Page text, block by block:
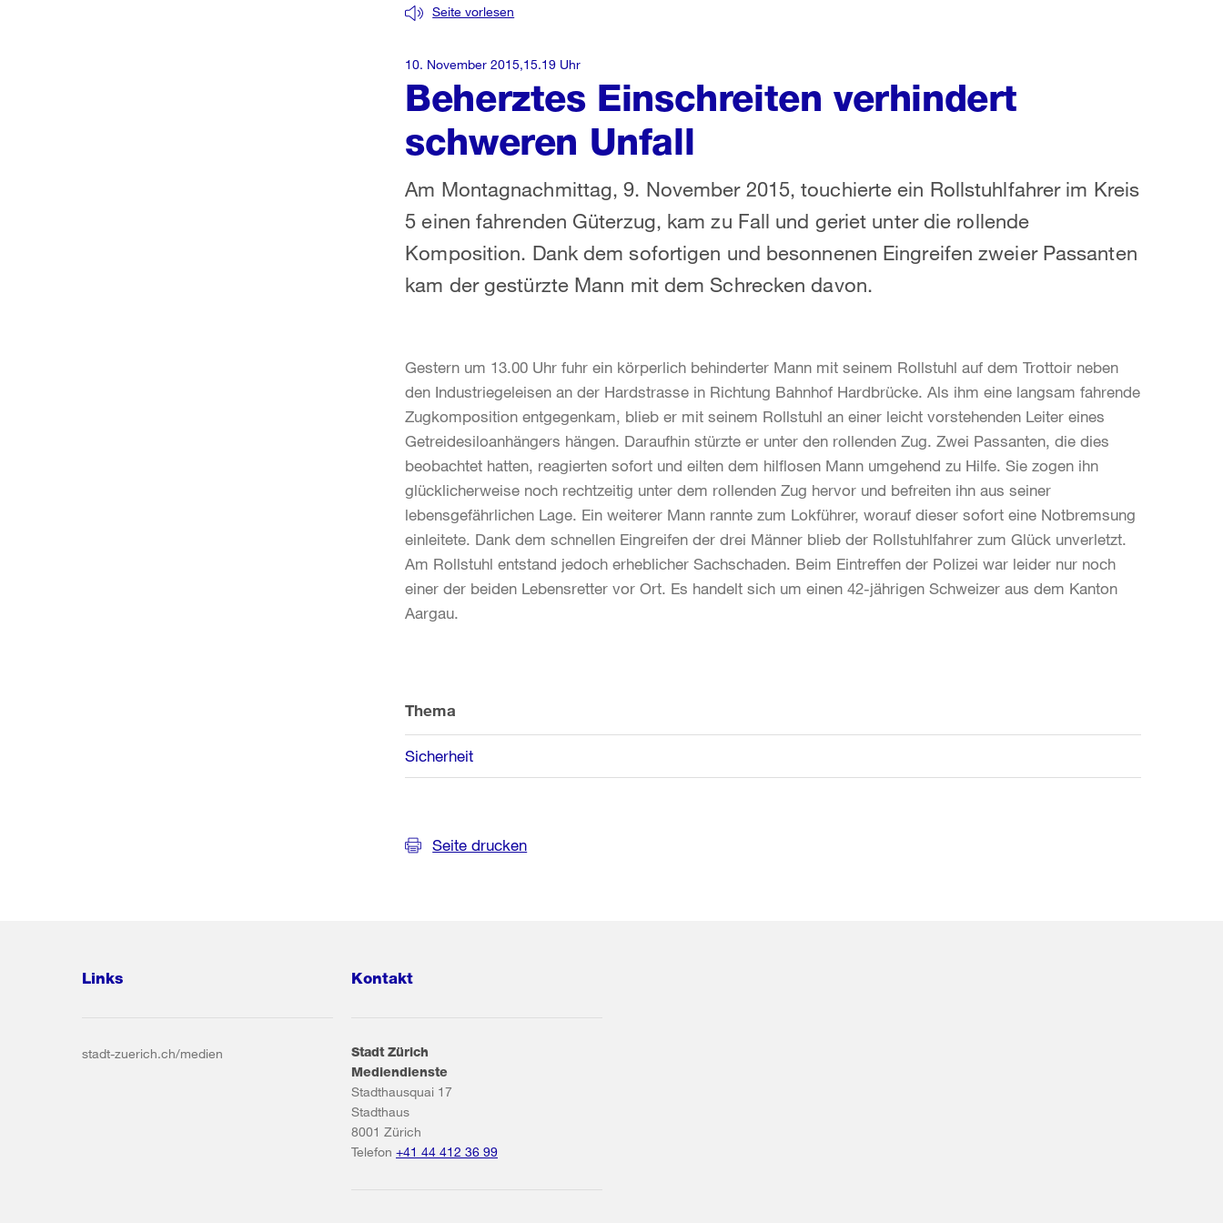
Beherztes Einschreiten verhindert
schweren Unfall
Seite vorlesen
Am Montagnachmittag, 9. November 2015, touchierte ein Rollstuhlfahrer im Kreis
5 einen fahrenden Güterzug, kam zu Fall und geriet unter die rollende
Komposition. Dank dem sofortigen und besonnenen Eingreifen zweier Passanten
kam der gestürzte Mann mit dem Schrecken davon.
10. November 2015,15.19 Uhr
Gestern um 13.00 Uhr fuhr ein körperlich behinderter Mann mit seinem Rollstuhl auf dem Trottoir neben
den Industriegeleisen an der Hardstrasse in Richtung Bahnhof Hardbrücke. Als ihm eine langsam fahrende
Zugkomposition entgegenkam, blieb er mit seinem Rollstuhl an einer leicht vorstehenden Leiter eines
Getreidesiloanhängers hängen. Daraufhin stürzte er unter den rollenden Zug. Zwei Passanten, die dies
beobachtet hatten, reagierten sofort und eilten dem hilflosen Mann umgehend zu Hilfe. Sie zogen ihn
glücklicherweise noch rechtzeitig unter dem rollenden Zug hervor und befreiten ihn aus seiner
lebensgefährlichen Lage. Ein weiterer Mann rannte zum Lokführer, worauf dieser sofort eine Notbremsung
einleitete. Dank dem schnellen Eingreifen der drei Männer blieb der Rollstuhlfahrer zum Glück unverletzt.
Am Rollstuhl entstand jedoch erheblicher Sachschaden. Beim Eintreffen der Polizei war leider nur noch
einer der beiden Lebensretter vor Ort. Es handelt sich um einen 42-jährigen Schweizer aus dem Kanton
Aargau.
Informationen
Thema
Sicherheit
Seite drucken
Links
stadt-zuerich.ch/medien
Kontakt
Stadt Zürich
Mediendienste
Stadthausquai 17
Stadthaus
8001 Zürich
Telefon +41 44 412 36 99